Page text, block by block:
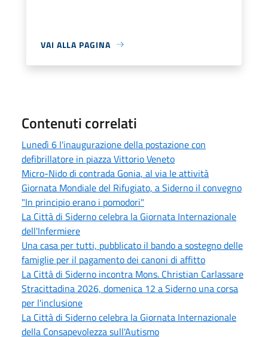
VAI ALLA PAGINA
Contenuti correlati
Lunedì 6 l'inaugurazione della postazione con
defibrillatore in piazza Vittorio Veneto
Micro-Nido di contrada Gonia, al via le attività
Giornata Mondiale del Rifugiato, a Siderno il convegno
"In principio erano i pomodori"
La Città di Siderno celebra la Giornata Internazionale
dell'Infermiere
Una casa per tutti, pubblicato il bando a sostegno delle
famiglie per il pagamento dei canoni di affitto
La Città di Siderno incontra Mons. Christian Carlassare
Stracittadina 2026, domenica 12 a Siderno una corsa
per l'inclusione
La Città di Siderno celebra la Giornata Internazionale
della Consapevolezza sull'Autismo